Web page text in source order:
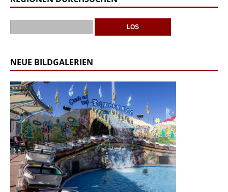
NEUE BILDGALERIEN